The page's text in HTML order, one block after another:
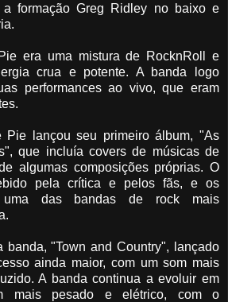
a formação Greg Ridley no baixo e
era uma mistura de RocknRoll e
crua e potente. A banda logo
performances ao vivo, que eram
Pie lançou seu primeiro álbum, "As
que incluía covers de músicas de
algumas composições próprias. O
pela crítica e pelos fãs, e os
uma das bandas de rock mais
banda, "Town and Country", lançado
ainda maior, com um som mais
A banda continua a evoluir em
mais pesado e elétrico, com o